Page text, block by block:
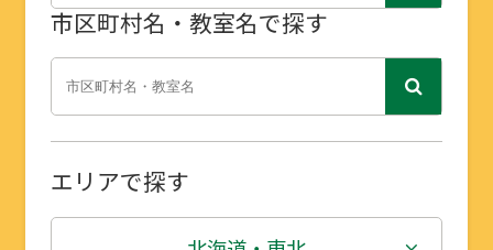
市区町村名・教室名で探す
エリアで探す